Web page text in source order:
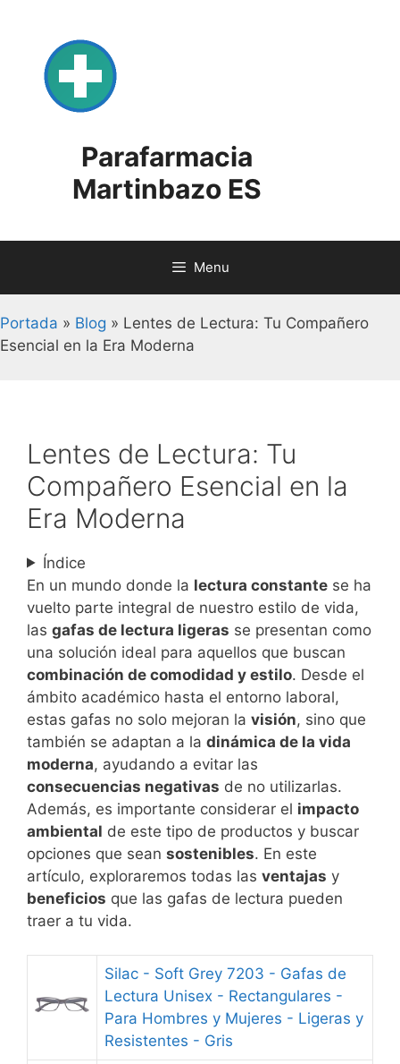
content
Parafarmacia
Martinbazo ES
Menu
Portada » Blog » Lentes de Lectura: Tu Compañero
Esencial en la Era Moderna
Lentes de Lectura: Tu
Compañero Esencial en la
Era Moderna
Índice
En un mundo donde la lectura constante se ha
vuelto parte integral de nuestro estilo de vida,
las gafas de lectura ligeras se presentan como
una solución ideal para aquellos que buscan
combinación de comodidad y estilo. Desde el
ámbito académico hasta el entorno laboral,
estas gafas no solo mejoran la visión, sino que
también se adaptan a la dinámica de la vida
moderna, ayudando a evitar las
consecuencias negativas de no utilizarlas.
Además, es importante considerar el impacto
ambiental de este tipo de productos y buscar
opciones que sean sostenibles. En este
artículo, exploraremos todas las ventajas y
beneficios que las gafas de lectura pueden
traer a tu vida.
Silac - Soft Grey 7203 - Gafas de
Lectura Unisex - Rectangulares -
Para Hombres y Mujeres - Ligeras y
Resistentes - Gris